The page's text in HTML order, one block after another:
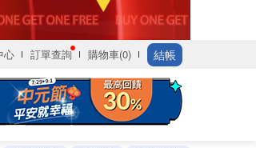
心 訂單查詢 購物車(0) 結帳